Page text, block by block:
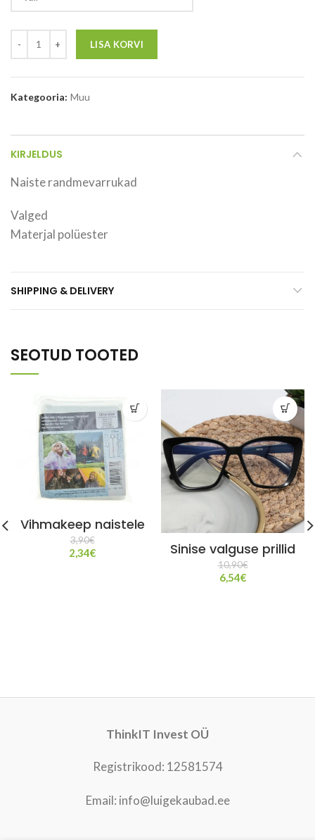
LISA KORVI
Kategooria: Muu
KIRJELDUS
Naiste randmevarrukad
Valged
Materjal polüester
SHIPPING & DELIVERY
SEOTUD TOOTED
Vihmakeep naistele
3,90€
2,34€ Sinise valguse prillid
10,90€
6,54€
ThinkIT Invest OÜ
Registrikood: 12581574
Email: info@luigekaubad.ee